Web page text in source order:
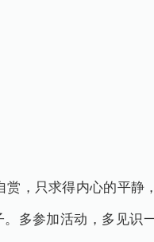
，只求得内心的平静
多参加活动，多见识